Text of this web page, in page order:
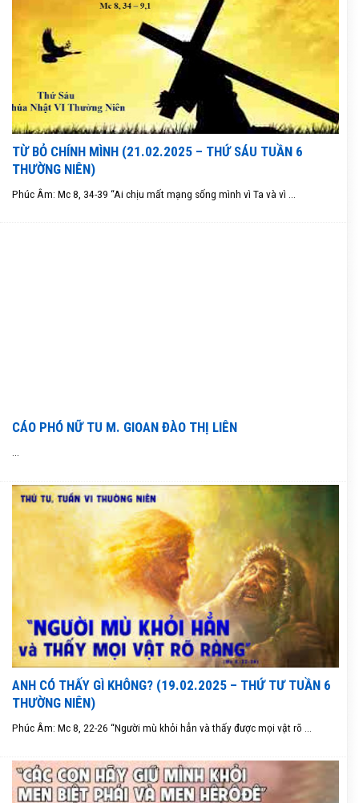
TỪ BỎ CHÍNH MÌNH (21.02.2025 – THỨ SÁU TUẦN 6
THƯỜNG NIÊN)
Phúc Âm: Mc 8, 34-39 “Ai chịu mất mạng sống mình vì Ta và vì ...
CÁO PHÓ NỮ TU M. GIOAN ĐÀO THỊ LIÊN
ANH CÓ THẤY GÌ KHÔNG? (19.02.2025 – THỨ TƯ TUẦN 6
THƯỜNG NIÊN)
Phúc Âm: Mc 8, 22-26 “Người mù khỏi hẳn và thấy được mọi vật rõ ...